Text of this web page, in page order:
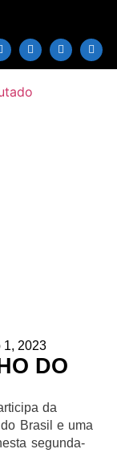
1, 2023
DO
da
Brasil e uma
segunda-